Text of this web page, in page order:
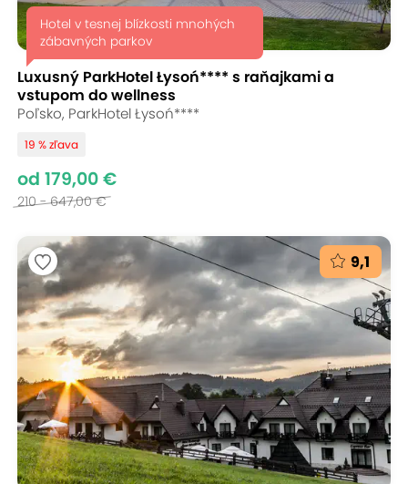
Hotel v tesnej blízkosti mnohých
zábavných parkov
Luxusný ParkHotel Łysoń**** s raňajkami a
vstupom do wellness
Poľsko, ParkHotel Łysoń****
19 % zľava
od 179,00 €
210 - 647,00 €
9,1